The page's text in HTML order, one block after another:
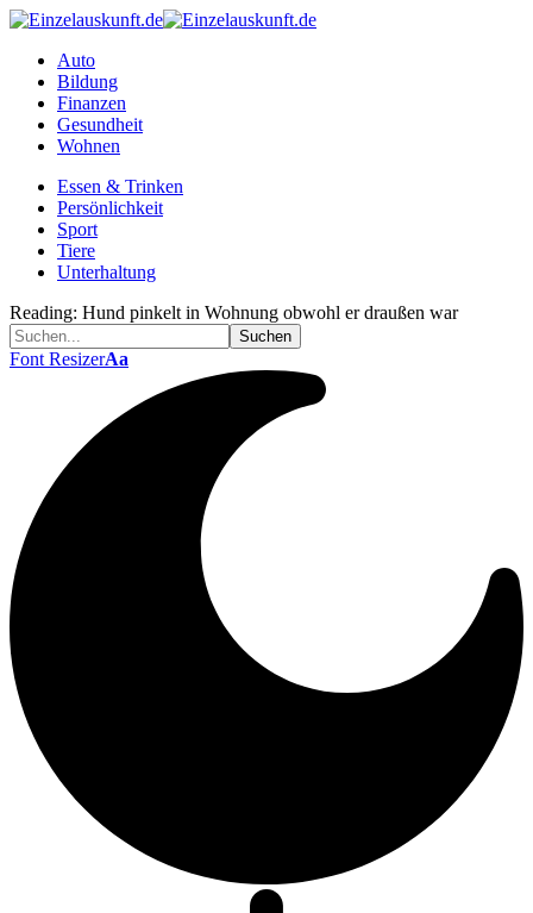
Auto
Bildung
Finanzen
Gesundheit
Wohnen
Essen & Trinken
Persönlichkeit
Sport
Tiere
Unterhaltung
Reading: Hund pinkelt in Wohnung obwohl er draußen war
Font ResizerAa